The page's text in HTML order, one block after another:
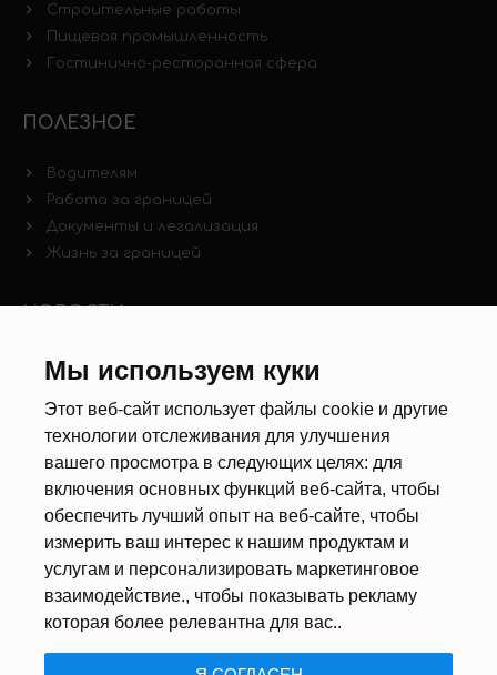
Мы используем куки
Этот веб-сайт использует файлы cookie и другие
технологии отслеживания для улучшения
вашего просмотра в следующих целях: для
включения основных функций веб-сайта, чтобы
обеспечить лучший опыт на веб-сайте, чтобы
измерить ваш интерес к нашим продуктам и
услугам и персонализировать маркетинговое
взаимодействие., чтобы показывать рекламу
которая более релевантна для вас..
Строительные работы
Пищевая промышленность
Гостинично-ресторанная сфера
ПОЛЕЗНОЕ
Водителям
Работа за границей
Документы и легализация
Жизнь за границей
Новости рынка труда
Анкета
Калькулятор дат
Документы